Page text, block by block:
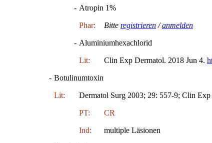
- Atropin 1%
Phar: Bitte registrieren /anmelden
- Aluminiumhexachlorid
Lit: Clin Exp Dermatol. 2018 Jun 4.
- Botulinumtoxin
Lit: Dermatol Surg 2003; 29: 557-9; Clin
PT: CR
Ind: multiple Läsionen